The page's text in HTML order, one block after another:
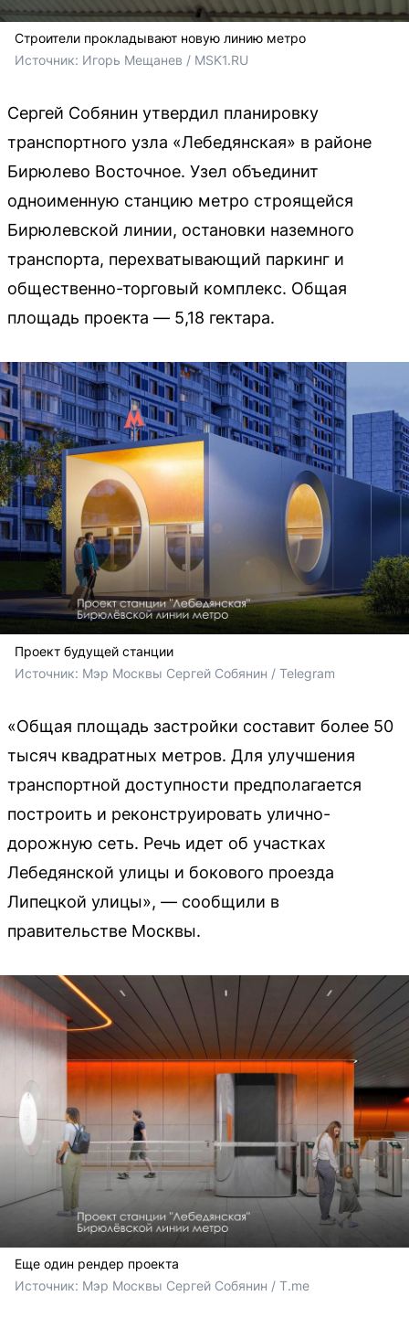
Строители прокладывают новую линию метро
Источник: Игорь Мещанев / MSK1.RU
Сергей Собянин утвердил планировку
транспортного узла «Лебедянская» в районе
Бирюлево Восточное. Узел объединит
одноименную станцию метро строящейся
Бирюлевской линии, остановки наземного
транспорта, перехватывающий паркинг и
общественно-торговый комплекс. Общая
площадь проекта — 5,18 гектара.
Проект будущей станции
Источник: Мэр Москвы Сергей Собянин / Telegram
«Общая площадь застройки составит более 50
тысяч квадратных метров. Для улучшения
транспортной доступности предполагается
построить и реконструировать улично-
дорожную сеть. Речь идет об участках
Лебедянской улицы и бокового проезда
Липецкой улицы», — сообщили в
правительстве Москвы.
Еще один рендер проекта
Источник: Мэр Москвы Сергей Собянин / T.me